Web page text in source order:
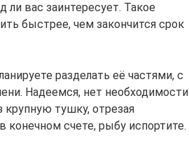
вас заинтересует. Такое
быстрее, чем закончится срок
разделать её частями, с
Надеемся, нет необходимости
тушку, отрезая
счете, рыбу испортите.